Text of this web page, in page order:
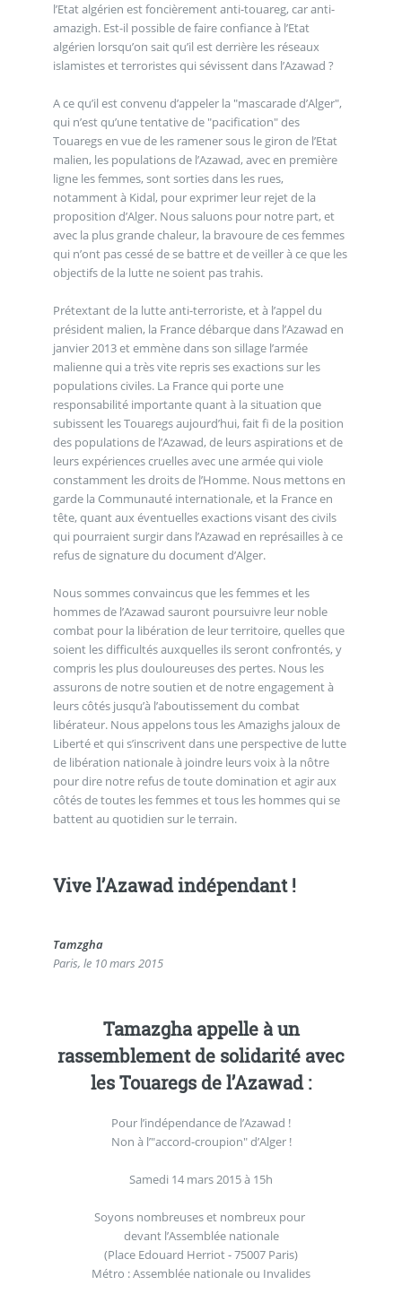
l’Etat algérien est foncièrement anti-touareg, car anti-
amazigh. Est-il possible de faire confiance à l’Etat
algérien lorsqu’on sait qu’il est derrière les réseaux
islamistes et terroristes qui sévissent dans l’Azawad ?
A ce qu’il est convenu d’appeler la "mascarade d’Alger",
qui n’est qu’une tentative de "pacification" des
Touaregs en vue de les ramener sous le giron de l’Etat
malien, les populations de l’Azawad, avec en première
ligne les femmes, sont sorties dans les rues,
notamment à Kidal, pour exprimer leur rejet de la
proposition d’Alger. Nous saluons pour notre part, et
avec la plus grande chaleur, la bravoure de ces femmes
qui n’ont pas cessé de se battre et de veiller à ce que les
objectifs de la lutte ne soient pas trahis.
Prétextant de la lutte anti-terroriste, et à l’appel du
président malien, la France débarque dans l’Azawad en
janvier 2013 et emmène dans son sillage l’armée
malienne qui a très vite repris ses exactions sur les
populations civiles. La France qui porte une
responsabilité importante quant à la situation que
subissent les Touaregs aujourd’hui, fait fi de la position
des populations de l’Azawad, de leurs aspirations et de
leurs expériences cruelles avec une armée qui viole
constamment les droits de l’Homme. Nous mettons en
garde la Communauté internationale, et la France en
tête, quant aux éventuelles exactions visant des civils
qui pourraient surgir dans l’Azawad en représailles à ce
refus de signature du document d’Alger.
Nous sommes convaincus que les femmes et les
hommes de l’Azawad sauront poursuivre leur noble
combat pour la libération de leur territoire, quelles que
soient les difficultés auxquelles ils seront confrontés, y
compris les plus douloureuses des pertes. Nous les
assurons de notre soutien et de notre engagement à
leurs côtés jusqu’à l’aboutissement du combat
libérateur. Nous appelons tous les Amazighs jaloux de
Liberté et qui s’inscrivent dans une perspective de lutte
de libération nationale à joindre leurs voix à la nôtre
pour dire notre refus de toute domination et agir aux
côtés de toutes les femmes et tous les hommes qui se
battent au quotidien sur le terrain.
Vive l’Azawad indépendant !
Tamzgha
Paris, le 10 mars 2015
Tamazgha appelle à un
rassemblement de solidarité avec
les Touaregs de l’Azawad :
Pour l’indépendance de l’Azawad !
Non à l’"accord-croupion" d’Alger !
Samedi 14 mars 2015 à 15h
Soyons nombreuses et nombreux pour
devant l’Assemblée nationale
(Place Edouard Herriot - 75007 Paris)
Métro : Assemblée nationale ou Invalides